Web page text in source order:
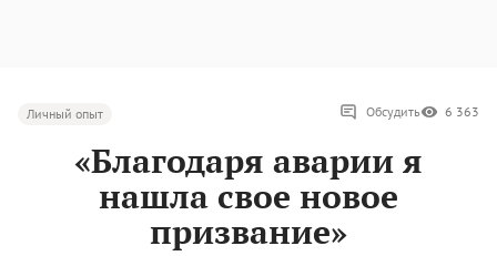
Личный опыт Обсудить 6 363
«Благодаря аварии я
нашла свое новое
призвание»